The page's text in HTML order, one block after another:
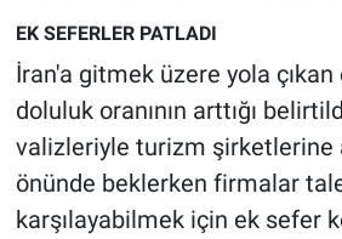
EK SEFERLER PATLADI
İran'a gitmek üzere yola
doluluk oranının arttığı
valizleriyle turizm şirketlerine
önünde beklerken firmalar
karşılayabilmek için ek sefer